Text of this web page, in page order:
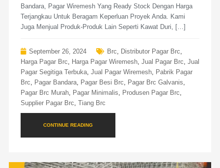
Bandara, Pagar Wiremesh Yang Ready Stock Dengan Harga
Terjangkau Untuk Beragam Keperluan Proyek Anda. Kami
Juga Menjual Produk-Produk Lain Seperti Kawat Duri, […]
September 26, 2024 Brc Distributor Pagar Brc
Harga Pagar Brc
Harga Pagar Wiremesh, Jual Pagar Brc Jual
Pagar Segitiga Terbuka, Jual Pagar Wiremesh, Pabrik Pagar
Brc
Pagar Bandara, Pagar Besi Brc Pagar Brc Galvanis
Pagar Brc Murah, Pagar Minimalis Produsen Pagar Brc
Supplier Pagar Brc Tiang Brc
CONTINUE READING